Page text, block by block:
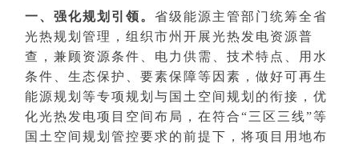
一、强化规划引领。 省级能源主管部门统筹全省
光热规划管理，组织市州开展光热发电资源普
查，兼顾资源条件、电力供需、技术特点、用水
条件、生态保护、要素保障等因素，做好可再生
能源规划等专项规划与国土空间规划的衔接，优
化光热发电项目空间布局，在符合“三区三线”等
国土空间规划管控要求的前提下，将项目用地布